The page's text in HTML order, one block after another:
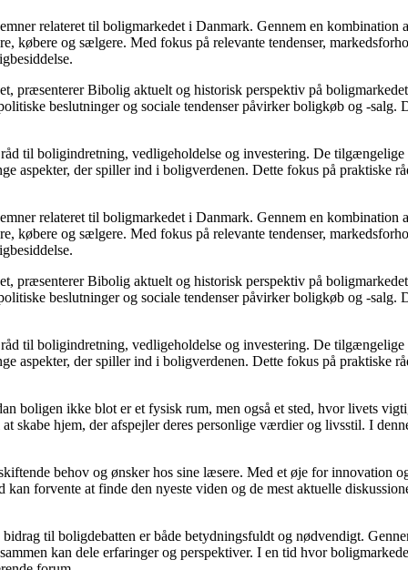
relateret til boligmarkedet i Danmark. Gennem en
købere og sælgere. Med fokus på relevante tendenser,
præsenterer Bibolig aktuelt og historisk perspektiv på
beslutninger og sociale tendenser påvirker boligkøb og -salg.
til boligindretning, vedligeholdelse og investering. De
aspekter, der spiller ind i boligverdenen. Dette fokus på
relateret til boligmarkedet i Danmark. Gennem en
købere og sælgere. Med fokus på relevante tendenser,
præsenterer Bibolig aktuelt og historisk perspektiv på
beslutninger og sociale tendenser påvirker boligkøb og -salg.
til boligindretning, vedligeholdelse og investering. De
aspekter, der spiller ind i boligverdenen. Dette fokus på
boligen ikke blot er et fysisk rum, men også et sted, hvor livets
skabe hjem, der afspejler deres personlige værdier og livsstil. I
behov og ønsker hos sine læsere. Med et øje for innovation
forvente at finde den nyeste viden og de mest aktuelle
til boligdebatten er både betydningsfuldt og nødvendigt.
kan dele erfaringer og perspektiver. I en tid hvor